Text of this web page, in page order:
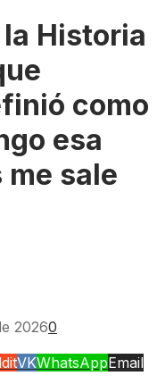
Historia
como
esa
sale
20260
VKWhatsAppEmail